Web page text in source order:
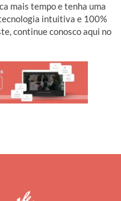
mais tempo e tenha uma
intuitiva e 100%
continue conosco aqui no